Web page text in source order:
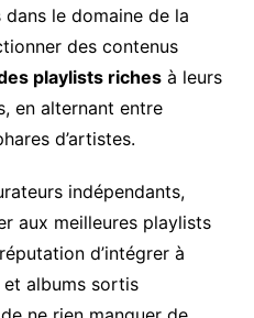
le domaine de la
des contenus
playlists richesà leurs
en alternant entre
d’artistes.
indépendants,
aux meilleures playlists
d’intégrer à
et albums sortis